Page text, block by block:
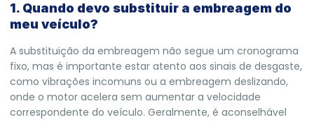
1. Quando devo substituir a embreagem do
meu veículo?
A substituição da embreagem não segue um cronograma
fixo, mas é importante estar atento aos sinais de desgaste,
como vibrações incomuns ou a embreagem deslizando,
onde o motor acelera sem aumentar a velocidade
correspondente do veículo. Geralmente, é aconselhável